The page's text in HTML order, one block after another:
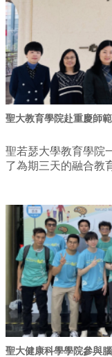
聖大教育學院赴重慶師
聖若瑟大學教育學院
了為期三天的融合教
聖大健康科學學院參與